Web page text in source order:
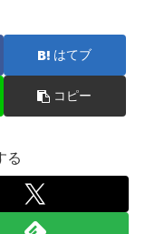
はてブ
コピー
る